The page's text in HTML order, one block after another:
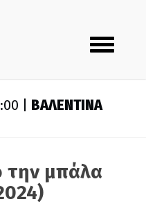
Toggle
navigation
| ΒΑΛΕΝΤΙΝΑ
την μπάλα